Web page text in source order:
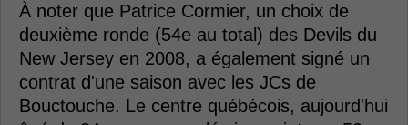
À noter que Patrice Cormier, un choix de
deuxième ronde (54e au total) des Devils du
New Jersey en 2008, a également signé un
contrat d'une saison avec les JCs de
Bouctouche. Le centre québécois, aujourd'hui